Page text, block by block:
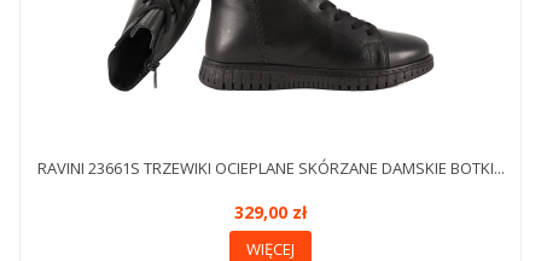
RAVINI 23661S TRZEWIKI OCIEPLANE SKÓRZANE DAMSKIE BOTKI...
329,00 zł
WIĘCEJ